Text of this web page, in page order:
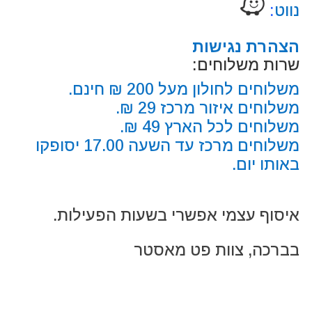
נווט:
הצהרת נגישות
שרות משלוחים:
משלוחים לחולון מעל 200 ₪ חינם.
משלוחים איזור מרכז 29 ₪.
משלוחים לכל הארץ 49 ₪.
משלוחים מרכז עד השעה 17.00 יסופקו
באותו יום.
איסוף עצמי אפשרי בשעות הפעילות.
בברכה, צוות פט מאסטר